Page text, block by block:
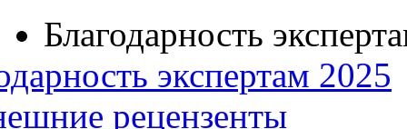
Благодарность
экспертам 2025
рецензенты